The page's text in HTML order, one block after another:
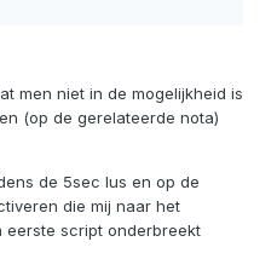
men niet in de mogelijkheid is
(op de gerelateerde nota)
de 5sec lus en op de
die mij naar het
eerste script onderbreekt